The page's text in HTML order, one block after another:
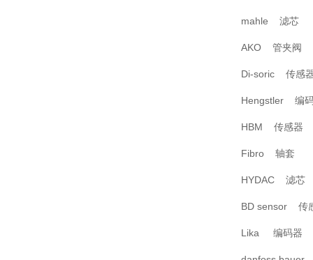
mahle 滤芯
AKO 管夹阀
Di-soric 传感
Hengstler 编
HBM 传感器
Fibro 轴套
HYDAC 滤芯
BD sensor 传
Lika 编码器